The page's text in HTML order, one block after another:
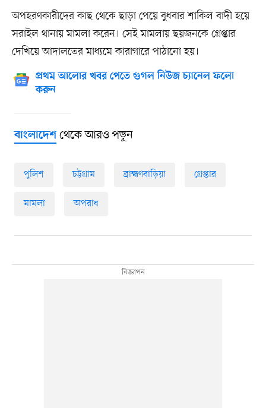
অপহরণকারীদের কাছ থেকে ছাড়া পেয়ে বুধবার শাকিল বাদী হয়ে
সরাইল থানায় মামলা করেন। সেই মামলায় ছয়জনকে গ্রেপ্তার
দেখিয়ে আদালতের মাধ্যমে কারাগারে পাঠানো হয়।
প্রথম আলোর খবর পেতে গুগল নিউজ চ্যানেল ফলো
করুন
বাংলাদেশথেকে আরও পড়ুন
পুলিশ চট্টগ্রাম ব্রাহ্মণবাড়িয়া গ্রেপ্তার
মামলা অপরাধ